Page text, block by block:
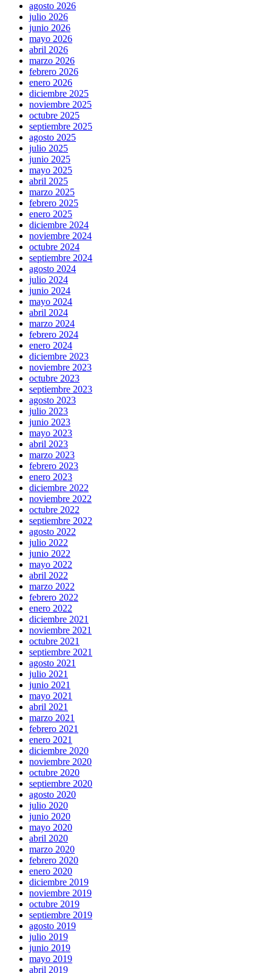
agosto 2026
julio 2026
junio 2026
mayo 2026
abril 2026
marzo 2026
febrero 2026
enero 2026
diciembre 2025
noviembre 2025
octubre 2025
septiembre 2025
agosto 2025
julio 2025
junio 2025
mayo 2025
abril 2025
marzo 2025
febrero 2025
enero 2025
diciembre 2024
noviembre 2024
octubre 2024
septiembre 2024
agosto 2024
julio 2024
junio 2024
mayo 2024
abril 2024
marzo 2024
febrero 2024
enero 2024
diciembre 2023
noviembre 2023
octubre 2023
septiembre 2023
agosto 2023
julio 2023
junio 2023
mayo 2023
abril 2023
marzo 2023
febrero 2023
enero 2023
diciembre 2022
noviembre 2022
octubre 2022
septiembre 2022
agosto 2022
julio 2022
junio 2022
mayo 2022
abril 2022
marzo 2022
febrero 2022
enero 2022
diciembre 2021
noviembre 2021
octubre 2021
septiembre 2021
agosto 2021
julio 2021
junio 2021
mayo 2021
abril 2021
marzo 2021
febrero 2021
enero 2021
diciembre 2020
noviembre 2020
octubre 2020
septiembre 2020
agosto 2020
julio 2020
junio 2020
mayo 2020
abril 2020
marzo 2020
febrero 2020
enero 2020
diciembre 2019
noviembre 2019
octubre 2019
septiembre 2019
agosto 2019
julio 2019
junio 2019
mayo 2019
abril 2019